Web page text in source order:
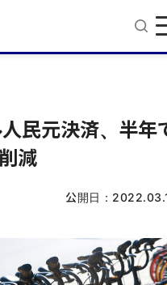
民元決済、半年
減
公開日：